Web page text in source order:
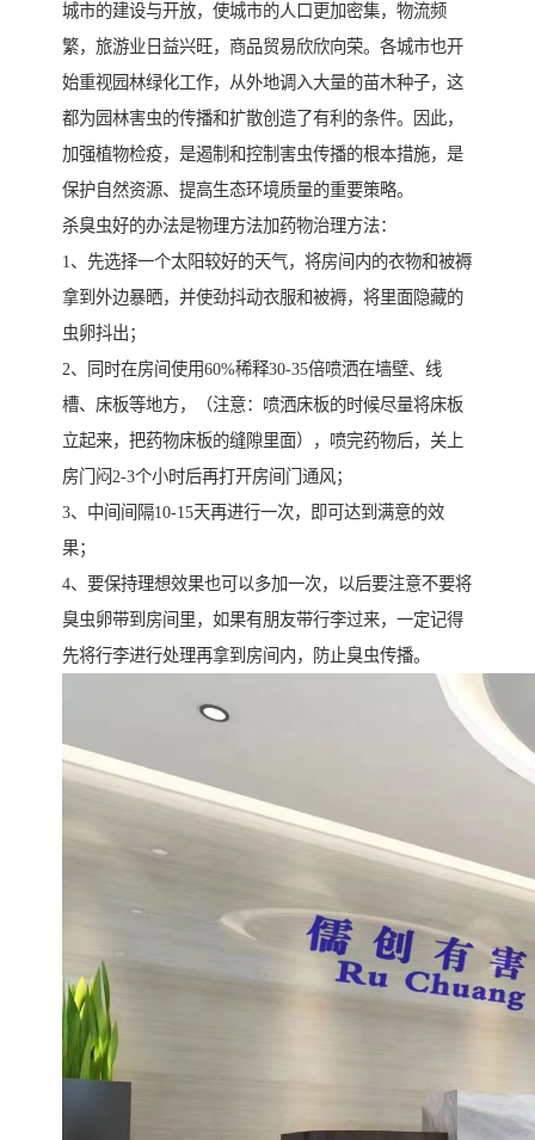
城市的建设与开放，使城市的人口更加密集，物流频
繁，旅游业日益兴旺，商品贸易欣欣向荣。各城市也开
始重视园林绿化工作，从外地调入大量的苗木种子，这
都为园林害虫的传播和扩散创造了有利的条件。因此，
加强植物检疫，是遏制和控制害虫传播的根本措施，是
保护自然资源、提高生态环境质量的重要策略。
杀臭虫好的办法是物理方法加药物治理方法：
1、先选择一个太阳较好的天气，将房间内的衣物和被褥
拿到外边暴晒，并使劲抖动衣服和被褥，将里面隐藏的
虫卵抖出；
2、同时在房间使用60%稀释30-35倍喷洒在墙壁、线
槽、床板等地方，（注意：喷洒床板的时候尽量将床板
立起来，把药物床板的缝隙里面），喷完药物后，关上
房门闷2-3个小时后再打开房间门通风；
3、中间间隔10-15天再进行一次，即可达到满意的效
果；
4、要保持理想效果也可以多加一次，以后要注意不要将
臭虫卵带到房间里，如果有朋友带行李过来，一定记得
先将行李进行处理再拿到房间内，防止臭虫传播。